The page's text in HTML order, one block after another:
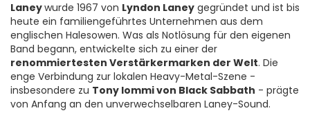
Laneywurde 1967 von Lyndon Laney gegründet und ist bis
heute ein familiengeführtes Unternehmen aus dem
englischen Halesowen. Was als Notlösung für den eigenen
Band begann, entwickelte sich zu einer der
renommiertesten Verstärkermarken der Welt. Die
enge Verbindung zur lokalen Heavy-Metal-Szene -
insbesondere zu Tony Iommi von Black Sabbath - prägte
von Anfang an den unverwechselbaren Laney-Sound.